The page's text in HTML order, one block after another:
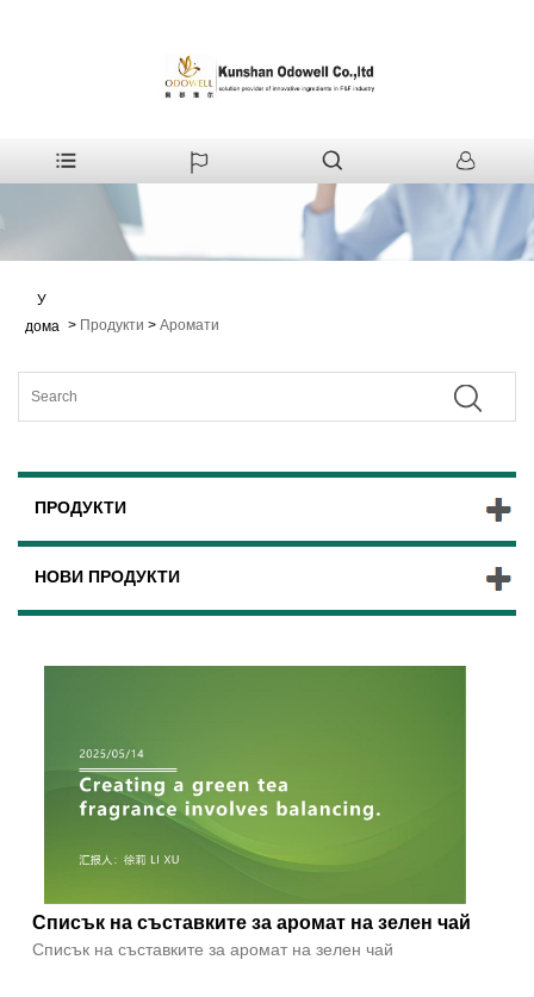
У
дома > Продукти > Аромати
ПРОДУКТИ
НОВИ ПРОДУКТИ
Списък на съставките за аромат на зелен чай
Списък на съставките за аромат на зелен чай